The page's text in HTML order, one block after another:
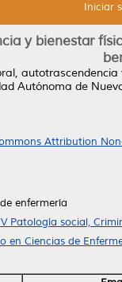
Iniciar
y bienestar
Autónoma de
Attribution
enfermería
Patología social,
en Ciencias de